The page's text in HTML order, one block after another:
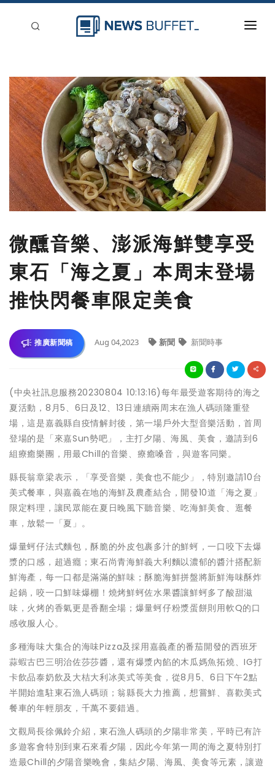
新聞稿分類
登入
刊登
微醺音樂、澎派海鮮雙享受
東石「海之夏」本周末登場
推快閃餐車限定美食
推廣新聞稿 Aug 04,2023 新聞 新聞時事
(中央社訊息服務20230804 10:13:16)每年最受遊客期待的海之
夏活動，8月5、6日及12、13日連續兩周末在漁人碼頭隆重登
場，這是嘉義縣自疫情解封後，第一場戶外大型音樂活動，首周
登場的是「來嘉Sun勢吧」，主打夕陽、海風、美食，邀請到6
組療癒樂團，用最Chill的音樂、療癒嗓音，與遊客同樂。
縣長翁章梁表示，「享受音樂，美食也不能少」，特別邀請10台
美式餐車，與嘉義在地的海鮮及農產結合，開發10道「海之夏」
限定料理，讓民眾能在夏日晚風下聽音樂、吃海鮮美食、逛餐
車，放鬆一「夏」。
爆量蚵仔法式麵包，酥脆的外皮包裹多汁的鮮蚵，一口咬下去爆
漿的口感，超過癮；東石尚青海鮮義大利麵以濃郁的醬汁搭配新
鮮海產，每一口都是滿滿的鮮味；酥脆海鮮拼盤將新鮮海味酥炸
起鍋，咬一口鮮味爆棚！燒烤鮮蚵佐水果醬讓鮮蚵多了酸甜滋
味，火烤的香氣更是香翻全場；爆量蚵仔粉漿蛋餅則用軟Q的口
感收服人心。
多種海味大集合的海味Pizza及採用嘉義產的番茄開發的西班牙
蒜蝦古巴三明治佐莎莎醬，還有爆漿內餡的木瓜媽魚拓燒、IG打
卡飲品泰奶飲及大桔大利冰美式等美食，從8月5、6日下午2點
半開始進駐東石漁人碼頭；翁縣長大力推薦，想嘗鮮、喜歡美式
餐車的年輕朋友，千萬不要錯過。
文觀局長徐佩鈴介紹，東石漁人碼頭的夕陽非常美，平時已有許
多遊客會特別到東石來看夕陽，因此今年第一周的海之夏特別打
造最Chill的夕陽音樂晚會，集結夕陽、海風、美食等元素，讓遊